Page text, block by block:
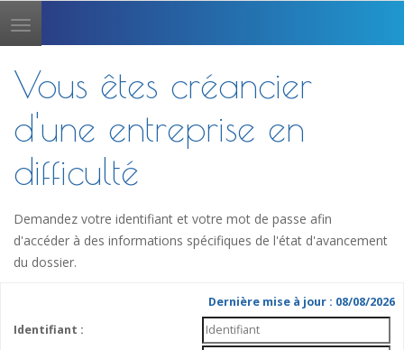
Toggle
navigation
Vous êtes créancier
d'une entreprise en
difficulté
Demandez votre identifiant et votre mot de passe afin
d'accéder à des informations spécifiques de l'état d'avancement
du dossier.
Dernière mise à jour : 08/08/2026
Identifiant :